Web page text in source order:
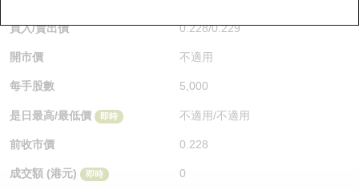
買入/賣出價 0.228/0.229
開市價 不適用
每手股數 5,000
是日最高/最低價 即時 不適用/不適用
前收市價 0.228
成交額 (港元) 即時 0
認股證分析儀
認股證速算機
認股證/牛熊證日誌
認股證文件及公告
新發行瑞銀牛熊證
已收回牛熊證剩餘價值
牛熊證到期結算價查詢
牛熊證分析儀
街貨統計
三十大平均引伸波幅
科指成份股
相關資產沽空
中資ETFs溢價比較
AH 股價對照
牛熊證投資者教育
認股證牛熊證常問問題